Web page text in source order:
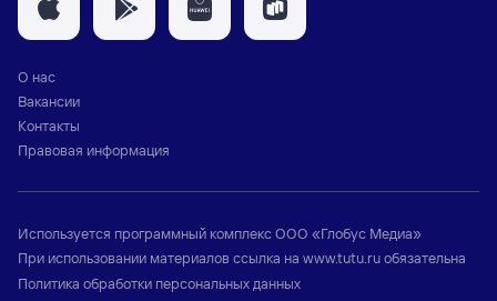
О нас
Вакансии
Контакты
Правовая информация
Используется программный комплексООО «Глобус Медиа»
При использовании материалов ссылка на www.tutu.ruобязательна
Политика обработки персональных данных